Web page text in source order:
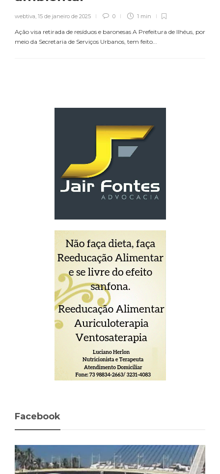
webtiva, 15 de janeiro de 2025 0 1 min
Ação visa retirada de resíduos e baronesas A Prefeitura de Ilhéus, por
meio da Secretaria de Serviços Urbanos, tem feito...
Facebook